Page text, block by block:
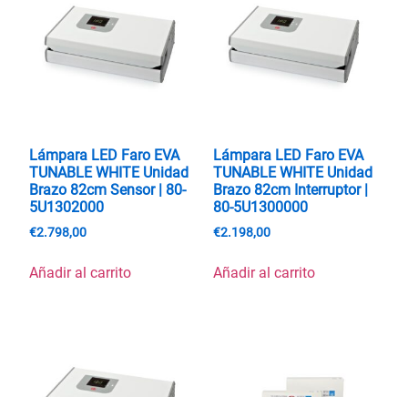
Lámpara LED Faro EVA
TUNABLE WHITE Unidad
Brazo 82cm Sensor | 80-
5U1302000
€2.798,00
Añadir al carrito
Lámpara LED Faro EVA
TUNABLE WHITE Unidad
Brazo 82cm Interruptor |
80-5U1300000
€2.198,00
Añadir al carrito